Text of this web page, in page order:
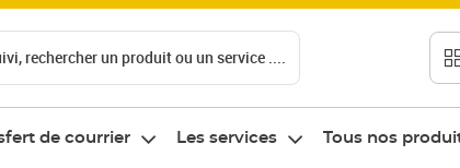
rechercher un produit ou un service ....
de courrier Les services Tous nos